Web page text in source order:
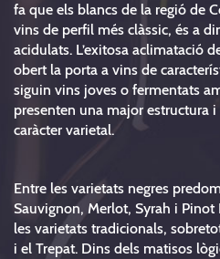
fa que els blancs de la regió de
vins de perfil més clàssic, és a
acidulats. L’exitosa aclimatació
obert la porta a vins de
siguin vins joves o fermentats
presenten una major estructura
caràcter varietal.
Entre les varietats negres
Sauvignon, Merlot, Syrah i
les varietats tradicionals,
i el Trepat. Dins dels matisos